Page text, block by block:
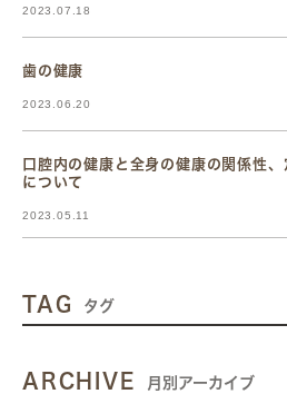
2023.07.18
歯の健康
2023.06.20
口腔内の健康と全身の健康の関係性
について
2023.05.11
TAG タグ
ARCHIVE 月別アーカイブ